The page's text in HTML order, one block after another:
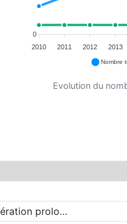
0
2010
2011 2012 2013
Nombre
Evolution du
prolo…